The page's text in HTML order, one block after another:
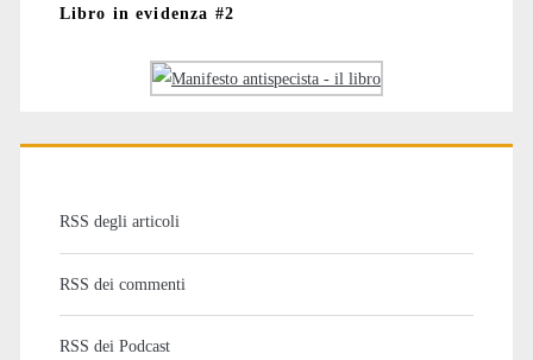
Libro in evidenza #2
RSS degli articoli
RSS dei commenti
RSS dei Podcast